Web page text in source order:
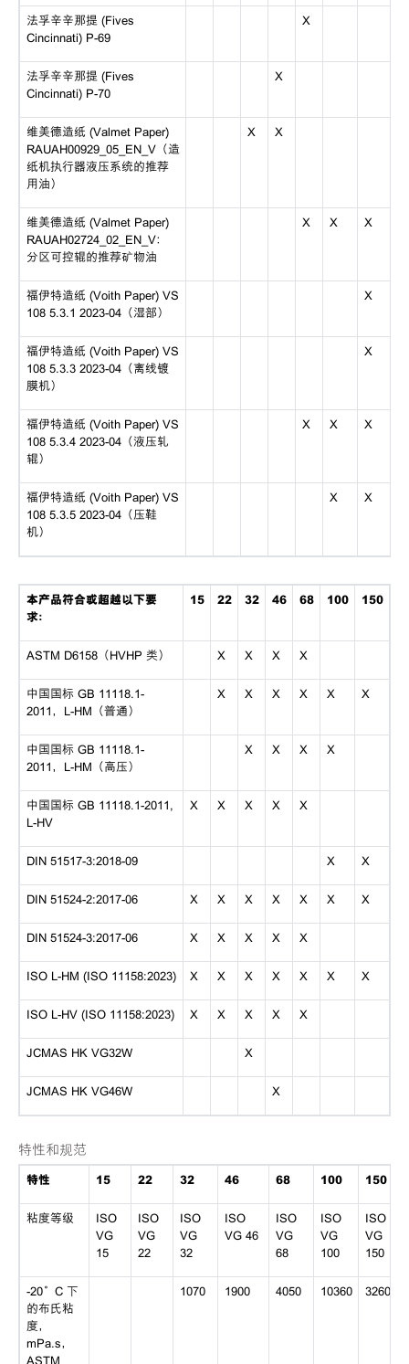
法孚辛辛那提 (Fives
Cincinnati) P-69
X
法孚辛辛那提 (Fives
Cincinnati) P-70
X
维美德造纸 (Valmet Paper)
RAUAH00929_05_EN_V（造
纸机执行器液压系统的推荐
用油）
X X
维美德造纸 (Valmet Paper)
RAUAH02724_02_EN_V：
分区可控辊的推荐矿物油
X X X
福伊特造纸 (Voith Paper) VS
108 5.3.1 2023-04（湿部）
X
福伊特造纸 (Voith Paper) VS
108 5.3.3 2023-04（离线镀
膜机）
X
福伊特造纸 (Voith Paper) VS
108 5.3.4 2023-04（液压轧
辊）
X X X
福伊特造纸 (Voith Paper) VS
108 5.3.5 2023-04（压鞋
机）
X X
本产品符合或超越以下要
求：
15 22 32 46 68 100 150
ASTM D6158（HVHP 类） X X X X
中国国标 GB 11118.1-
2011，L-HM（普通）
X X X X X X
中国国标 GB 11118.1-
2011，L-HM（高压）
X X X X
中国国标 GB 11118.1-2011,
L-HV
X X X X X
DIN 51517-3:2018-09 X X
DIN 51524-2:2017-06 X X X X X X X
DIN 51524-3:2017-06 X X X X X
ISO L-HM (ISO 11158:2023) X X X X X X X
ISO L-HV (ISO 11158:2023) X X X X X
JCMAS HK VG32W X
JCMAS HK VG46W X
特性和规范
特性 15 22 32 46 68 100 150
粘度等级
ISO
VG
15
ISO
VG
22
ISO
VG
32
ISO
VG 46
ISO
VG
68
ISO
VG
100
ISO
VG
150
-20°C 下
的布氏粘
度，
mPa.s，
ASTM
1070 1900 4050 10360 32600